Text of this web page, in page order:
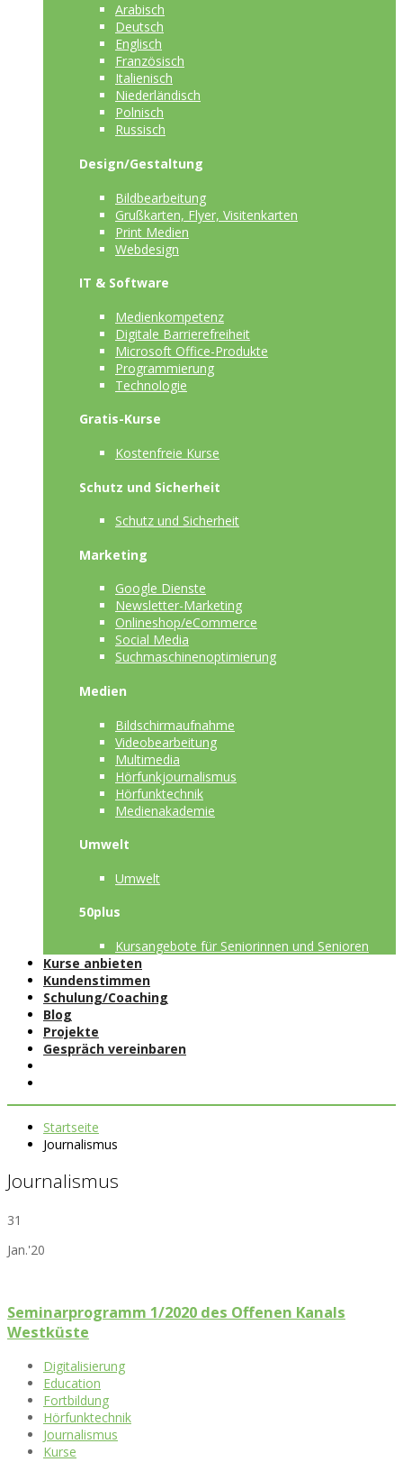
Arabisch
Deutsch
Englisch
Französisch
Italienisch
Niederländisch
Polnisch
Russisch
Design/Gestaltung
Bildbearbeitung
Grußkarten, Flyer, Visitenkarten
Print Medien
Webdesign
IT & Software
Medienkompetenz
Digitale Barrierefreiheit
Microsoft Office-Produkte
Programmierung
Technologie
Gratis-Kurse
Kostenfreie Kurse
Schutz und Sicherheit
Schutz und Sicherheit
Marketing
Google Dienste
Newsletter-Marketing
Onlineshop/eCommerce
Social Media
Suchmaschinenoptimierung
Medien
Bildschirmaufnahme
Videobearbeitung
Multimedia
Hörfunkjournalismus
Hörfunktechnik
Medienakademie
Umwelt
Umwelt
50plus
Kursangebote für Seniorinnen und Senioren
Kurse anbieten
Kundenstimmen
Schulung/Coaching
Blog
Projekte
Gespräch vereinbaren
Startseite
Journalismus
Journalismus
31
Jan.'20
Seminarprogramm 1/2020 des Offenen Kanals
Westküste
Digitalisierung
Education
Fortbildung
Hörfunktechnik
Journalismus
Kurse